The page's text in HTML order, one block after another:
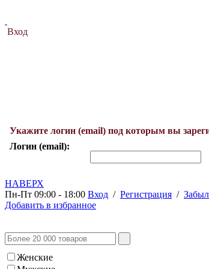
Вход
Укажите логин (email) под которым вы
Логин (email):
НАВЕРХ
Пн-Пт 09:00 - 18:00 Вход / Регистрация /
Добавить в избранное
Женские